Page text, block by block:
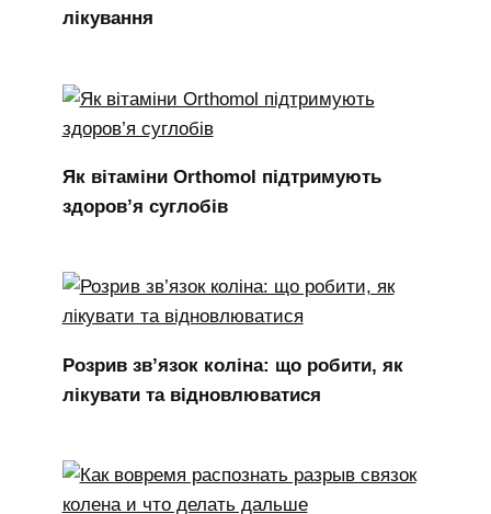
лікування
Як вітаміни Orthomol підтримують
здоров’я суглобів
Розрив зв’язок коліна: що робити, як
лікувати та відновлюватися